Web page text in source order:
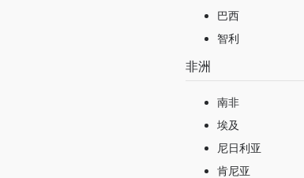
巴西
智利
非洲
南非
埃及
尼日利亚
肯尼亚